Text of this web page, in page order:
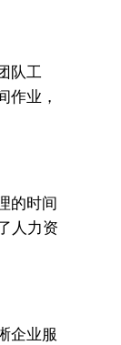
队工
作业，
的时间
人力资
企业服